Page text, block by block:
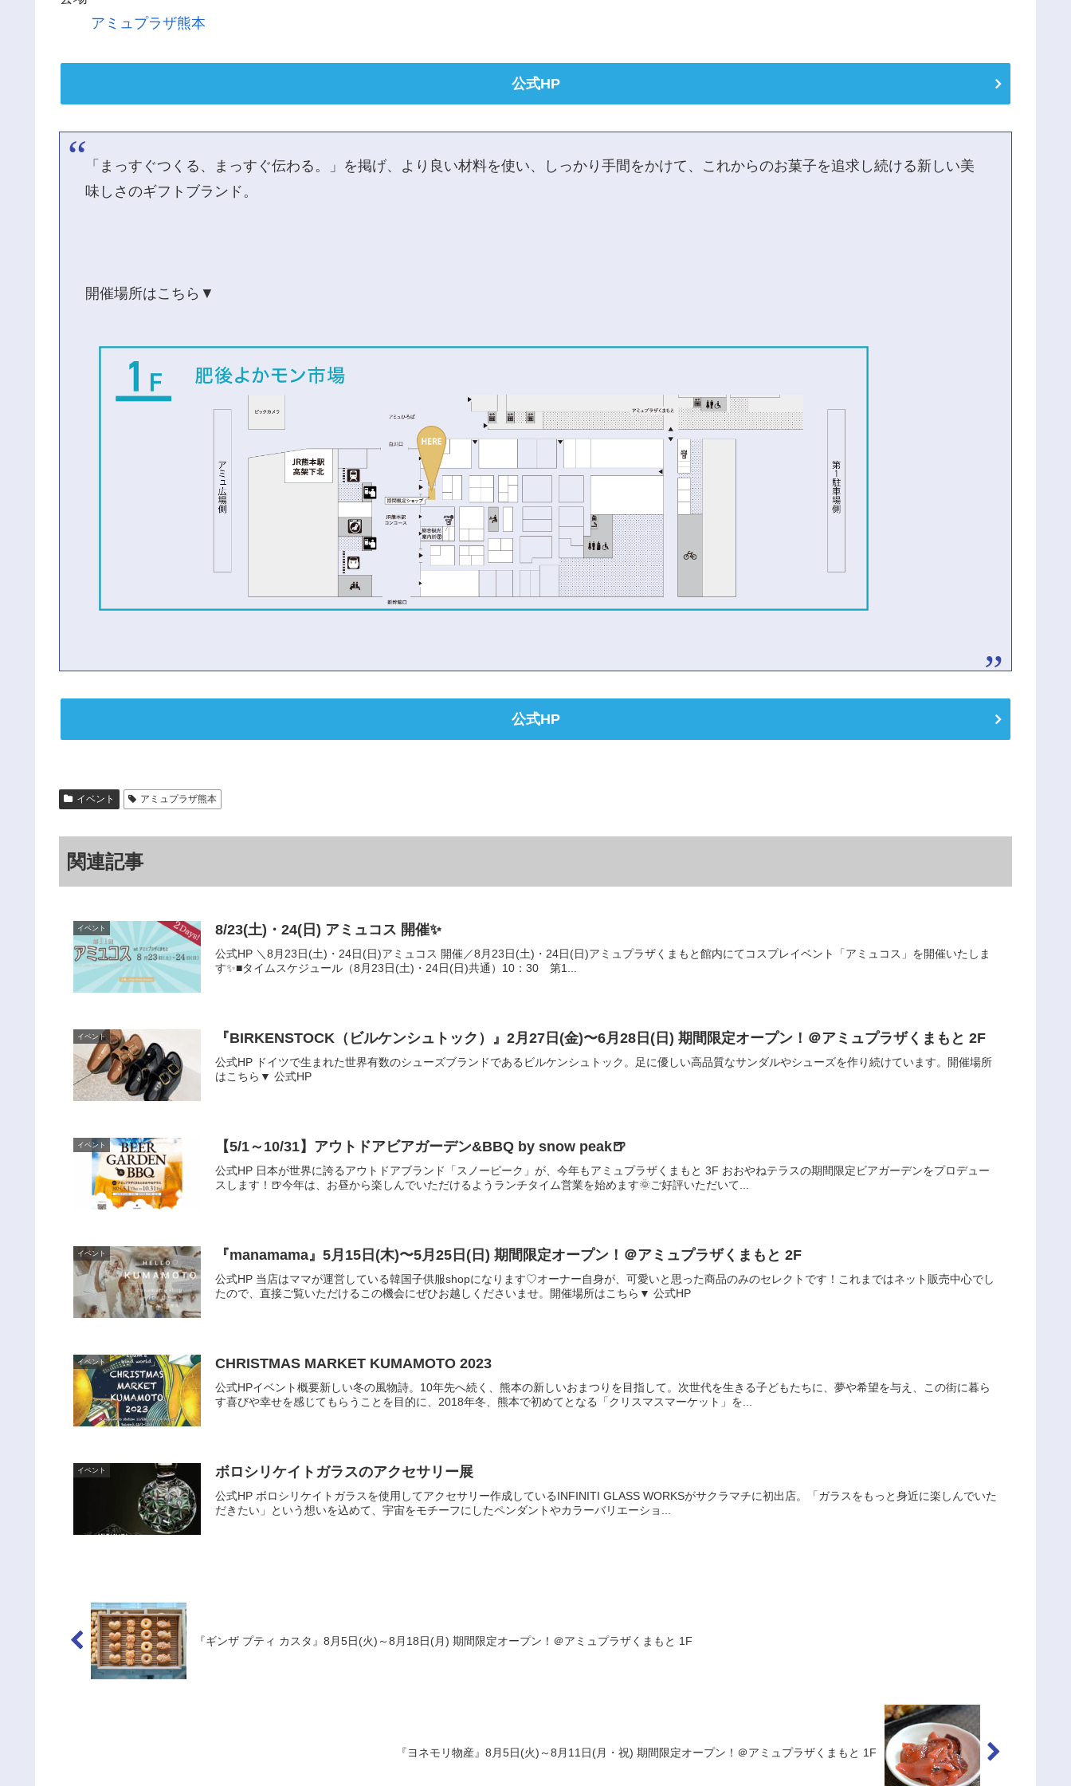
アミュプラザ熊本
公式HP
「まっすぐつくる、まっすぐ伝わる。」を掲げ、より良い材料を使い、しっかり手間をかけて、これからのお菓子を追求し続ける新しい美
味しさのギフトブランド。
開催場所はこちら▼
公式HP
イベント アミュプラザ熊本
関連記事
イベント 8/23(土)・24(日) アミュコス 開催✨
公式HP ＼8月23日(土)・24日(日)アミュコス 開催／8月23日(土)・24日(日)アミュプラザくまもと館内にてコスプレイベント「アミュコス」を開催いたしま
す✨■タイムスケジュール（8月23日(土)・24日(日)共通）10：30 第1...
イベント 『BIRKENSTOCK（ビルケンシュトック）』2月27日(金)〜6月28日(日) 期間限定オープン！＠アミュプラザくまもと 2F
公式HP ドイツで生まれた世界有数のシューズブランドであるビルケンシュトック。足に優しい高品質なサンダルやシューズを作り続けています。開催場所
はこちら▼ 公式HP
イベント 【5/1～10/31】アウトドアビアガーデン&BBQ by snow peak🍺
公式HP 日本が世界に誇るアウトドアブランド「スノーピーク」が、今年もアミュプラザくまもと 3F おおやねテラスの期間限定ビアガーデンをプロデュー
スします！🍺今年は、お昼から楽しんでいただけるようランチタイム営業を始めます🌞ご好評いただいて...
イベント 『manamama』5月15日(木)〜5月25日(日) 期間限定オープン！＠アミュプラザくまもと 2F
公式HP 当店はママが運営している韓国子供服shopになります♡オーナー自身が、可愛いと思った商品のみのセレクトです！これまではネット販売中心でし
たので、直接ご覧いただけるこの機会にぜひお越しくださいませ。開催場所はこちら▼ 公式HP
イベント CHRISTMAS MARKET KUMAMOTO 2023
公式HPイベント概要新しい冬の風物詩。10年先へ続く、熊本の新しいおまつりを目指して。次世代を生きる子どもたちに、夢や希望を与え、この街に暮ら
す喜びや幸せを感じてもらうことを目的に、2018年冬、熊本で初めてとなる「クリスマスマーケット」を...
イベント ボロシリケイトガラスのアクセサリー展
公式HP ボロシリケイトガラスを使用してアクセサリー作成しているINFINITI GLASS WORKSがサクラマチに初出店。「ガラスをもっと身近に楽しんでいた
だきたい」という想いを込めて、宇宙をモチーフにしたペンダントやカラーバリエーショ...
『ギンザ プティ カスタ』8月5日(火)～8月18日(月) 期間限定オープン！＠アミュプラザくまもと 1F
『ヨネモリ物産』8月5日(火)～8月11日(月・祝) 期間限定オープン！＠アミュプラザくまもと 1F